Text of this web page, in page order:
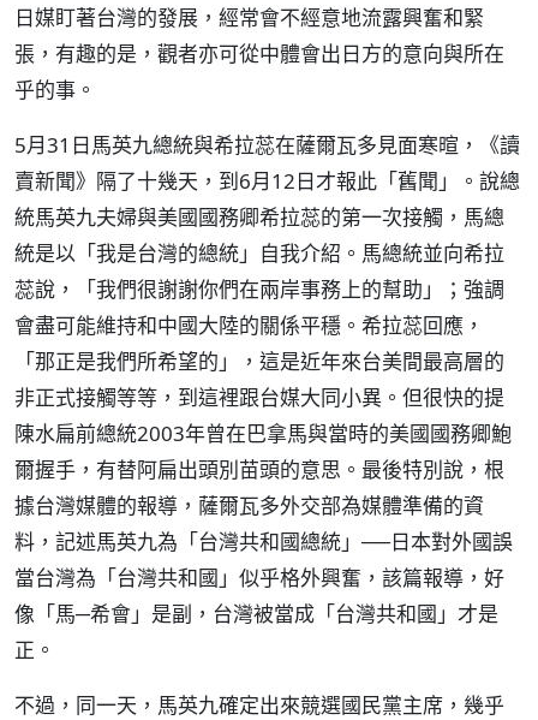
日媒盯著台灣的發展，經常會不經意地流露興奮和緊
張，有趣的是，觀者亦可從中體會出日方的意向與所在
乎的事。
5月31日馬英九總統與希拉蕊在薩爾瓦多見面寒暄，《讀
賣新聞》隔了十幾天，到6月12日才報此「舊聞」。說總
統馬英九夫婦與美國國務卿希拉蕊的第一次接觸，馬總
統是以「我是台灣的總統」自我介紹。馬總統並向希拉
蕊說，「我們很謝謝你們在兩岸事務上的幫助」；強調
會盡可能維持和中國大陸的關係平穩。希拉蕊回應，
「那正是我們所希望的」，這是近年來台美間最高層的
非正式接觸等等，到這裡跟台媒大同小異。但很快的提
陳水扁前總統2003年曾在巴拿馬與當時的美國國務卿鮑
爾握手，有替阿扁出頭別苗頭的意思。最後特別說，根
據台灣媒體的報導，薩爾瓦多外交部為媒體準備的資
料，記述馬英九為「台灣共和國總統」──日本對外國誤
當台灣為「台灣共和國」似乎格外興奮，該篇報導，好
像「馬─希會」是副，台灣被當成「台灣共和國」才是
正。
不過，同一天，馬英九確定出來競選國民黨主席，幾乎